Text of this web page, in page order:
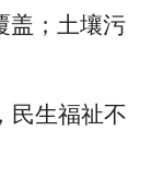
盖；土壤污
民生福祉不